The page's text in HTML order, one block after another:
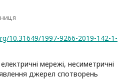
10.31649/1997-9266-2019-142-1-
електричні мережі, несиметричні
джерел спотворень